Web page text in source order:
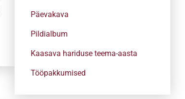
Päevakava
Pildialbum
Kaasava hariduse teema-aasta
Tööpakkumised